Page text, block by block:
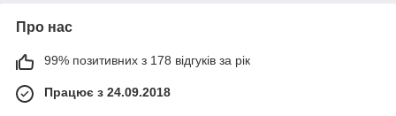
Про нас
99% позитивних з 178 відгуків за рік
Працює з 24.09.2018